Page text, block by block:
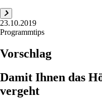
23.10.2019
Programmtips
Vorschlag
Damit Ihnen das
vergeht